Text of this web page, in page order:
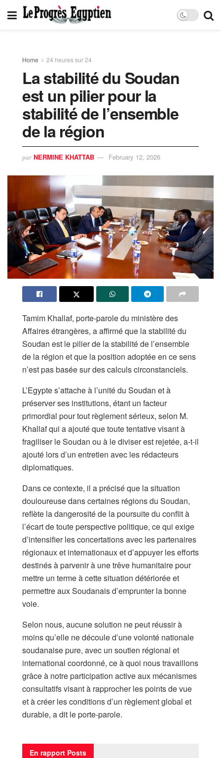
Home 24 heures sur 24
La stabilité du Soudan
est un pilier pour la
stabilité de l’ensemble
de la région
par NERMINE KHATTAB February 12, 2026
Tamim Khallaf, porte-parole du ministère des
Affaires étrangères, a affirmé que la stabilité du
Soudan est le pilier de la stabilité de l’ensemble
de la région et que la position adoptée en ce sens
n’est pas basée sur des calculs circonstanciels.
L’Egypte s’attache à l’unité du Soudan et à
préserver ses institutions, étant un facteur
primordial pour tout règlement sérieux, selon M.
Khallaf qui a ajouté que toute tentative visant à
fragiliser le Soudan ou à le diviser est rejetée, a-t-il
ajouté lors d’un entretien avec les rédacteurs
diplomatiques.
Dans ce contexte, il a précisé que la situation
douloureuse dans certaines régions du Soudan,
reflète la dangerosité de la poursuite du conflit à
l’écart de toute perspective politique, ce qui exige
d’intensifier les concertations avec les partenaires
régionaux et internationaux et d’appuyer les efforts
destinés à parvenir à une trêve humanitaire pour
mettre un terme à cette situation détériorée et
permettre aux Soudanais d’emprunter la bonne
voie.
Selon nous, aucune solution ne peut réussir à
moins qu’elle ne découle d’une volonté nationale
soudanaise pure, avec un soutien régional et
international coordonné, ce à quoi nous travaillons
grâce à notre participation active aux mécanismes
consultatifs visant à rapprocher les points de vue
et à créer les conditions d’un règlement global et
durable, a dit le porte-parole.
En rapport Posts